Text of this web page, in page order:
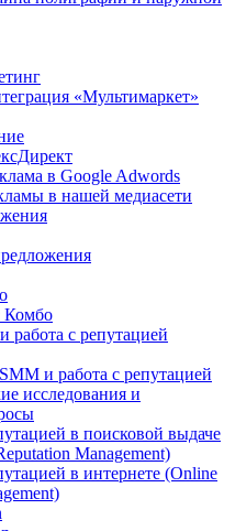
«Мультимаркет»
в Google Adwords
в нашей медиасети
Комбо
с репутацией
и работа с репутацией
исследования и
в поисковой выдаче
Management)
в интернете (Online